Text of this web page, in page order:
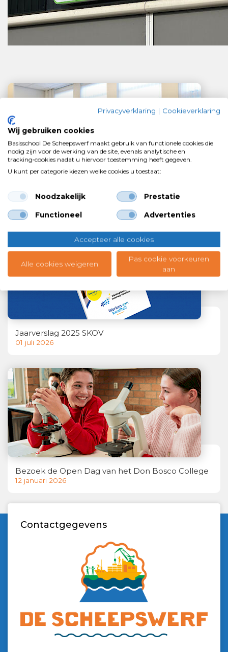
bestuurder SKOV
Jaarverslag 2025 SKOV
01 juli 2026
Bezoek de Open Dag van het Don Bosco College
12 januari 2026
Contactgegevens
Privacyverklaring | Cookieverklaring
Wij gebruiken cookies
Basisschool De Scheepswerf maakt gebruik van functionele cookies die
nodig zijn voor de werking van de site, evenals analytische en
tracking‑cookies nadat u hiervoor toestemming heeft gegeven.
U kunt per categorie kiezen welke cookies u toestaat:
Noodzakelijk Prestatie
Functioneel Advertenties
Accepteer alle cookies
Alle cookies weigeren
Pas cookie voorkeuren
aan